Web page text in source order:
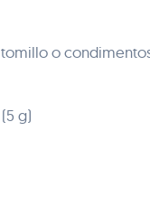
o
g)